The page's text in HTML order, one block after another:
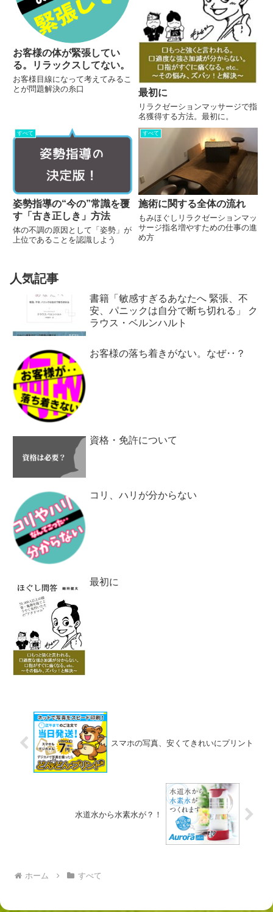
お客様の体が緊張してい
る。リラックスしてない。
お客様目線になって考えてみるこ
とが問題解決の糸口
最初に
リラクゼーションマッサージで指
名獲得する方法。最初に。
すべて
姿勢指導の“今の”常識を覆
す「古き正しき」方法
体の不調の原因として「姿勢」が
上位であることを認識しよう
すべて
施術に関する全体の流れ
もみほぐしリラクゼーションマッ
サージ指名増やすための仕事の進
め方
人気記事
書籍「敏感すぎるあなたへ 緊張、不
安、パニックは自分で断ち切れる」 ク
ラウス・ベルンハルト
お客様の落ち着きがない。なぜ‥？
資格・免許について
コリ、ハリが分からない
最初に
スマホの写真、安くてきれいにプリント
水道水から水素水が？！
ホーム すべて